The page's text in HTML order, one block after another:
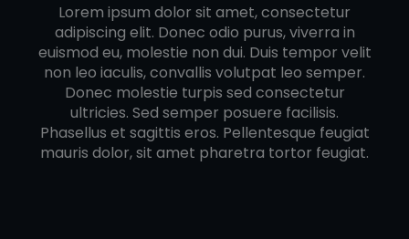
Lorem ipsum dolor sit amet, consectetur
adipiscing elit. Donec odio purus, viverra in
euismod eu, molestie non dui. Duis tempor velit
non leo iaculis, convallis volutpat leo semper.
Donec molestie turpis sed consectetur
ultricies. Sed semper posuere facilisis.
Phasellus et sagittis eros. Pellentesque feugiat
mauris dolor, sit amet pharetra tortor feugiat.